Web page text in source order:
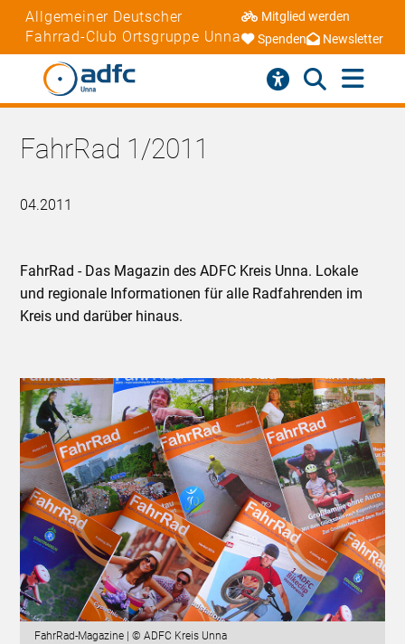
Allgemeiner Deutscher
Fahrrad-Club Ortsgruppe Unna
Mitglied werden
Spenden
Newsletter
FahrRad 1/2011
04.2011
FahrRad - Das Magazin des ADFC Kreis Unna. Lokale
und regionale Informationen für alle Radfahrenden im
Kreis und darüber hinaus.
FahrRad-Magazine | © ADFC Kreis Unna